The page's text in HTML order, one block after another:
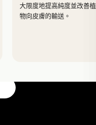
大限度地提高純度並改善
物向皮膚的輸送。